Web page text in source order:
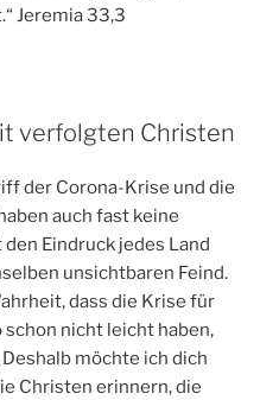
Jeremia 33,3
verfolgten Christen
der Corona-Krise und die
auch fast keine
Eindruck jedes Land
unsichtbaren Feind.
dass die Krise für
nicht leicht haben,
möchte ich dich
Christen erinnern, die